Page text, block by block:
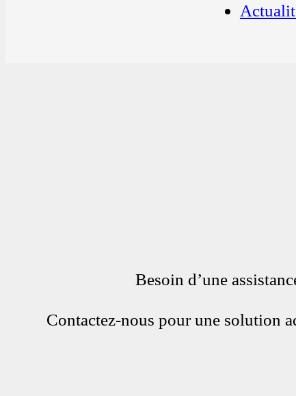
Besoin d’une
Contactez-nous pour une solution